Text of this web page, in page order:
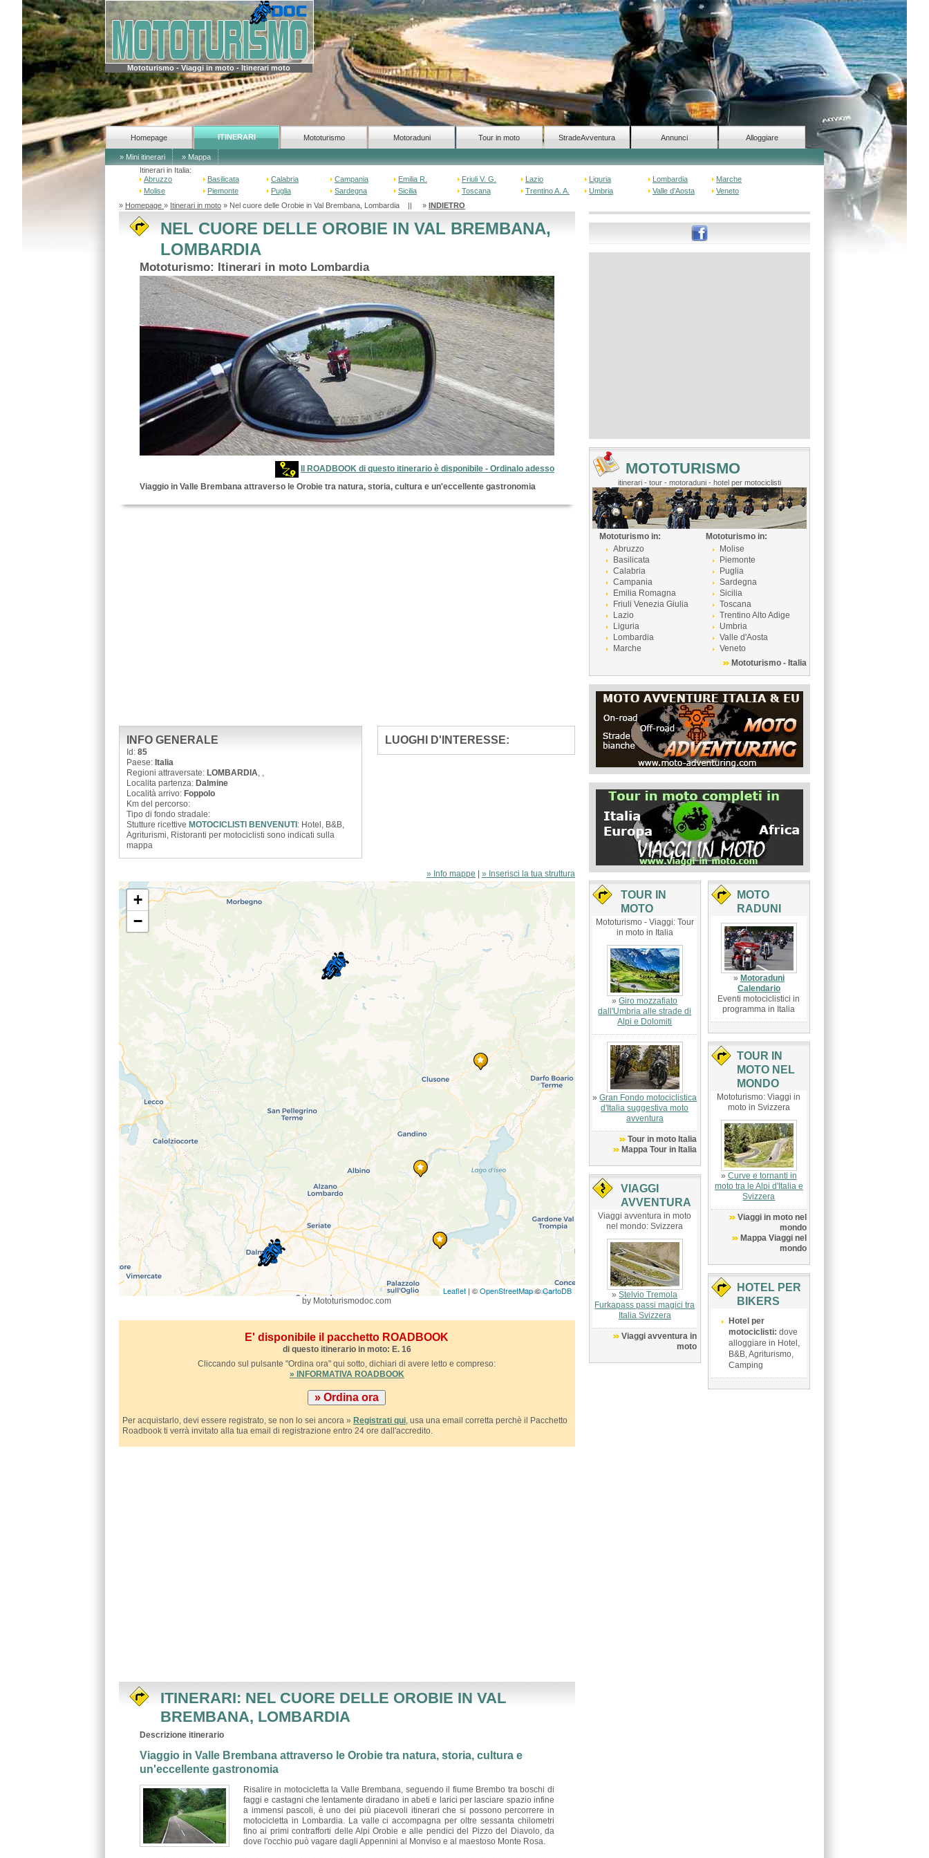
Mototurismo - Viaggi in moto - Itinerari moto
Homepage ITINERARI Mototurismo Motoraduni Tour in moto StradeAvventura Annunci Alloggiare
» Mini itinerari
» Mappa
Itinerari in Italia:
Abruzzo
Basilicata Calabria Campania Emilia R. Friuli V. G. Lazio Liguria Lombardia
Marche
Molise
Piemonte Puglia Sardegna Sicilia Toscana Trentino A. A. Umbria Valle d'Aosta
Veneto
» Homepage » Itinerari in moto» Nel cuore delle Orobie in Val Brembana, Lombardia || » INDIETRO
NEL CUORE DELLE OROBIE IN VAL BREMBANA,
LOMBARDIA
Mototurismo: Itinerari in moto Lombardia
Il ROADBOOK di questo itinerario è disponibile - Ordinalo adesso
Viaggio in Valle Brembana attraverso le Orobie tra natura, storia, cultura e un'eccellente gastronomia
INFO GENERALE
Id: 85
Paese: Italia
Regioni attraversate: LOMBARDIA, ,
Localita partenza: Dalmine
Località arrivo: Foppolo
Km del percorso:
Tipo di fondo stradale:
Stutture ricettive MOTOCICLISTI BENVENUTI : Hotel, B&B,
Agriturismi, Ristoranti per motociclisti sono indicati sulla
mappa
LUOGHI D'INTERESSE:
» Info mappe » Inserisci la tua struttura
+
−
Leaflet| ©OpenStreetMap©CartoDB
by Mototurismodoc.com
E' disponibile il pacchetto ROADBOOK
di questo itinerario in moto: E. 16
Cliccando sul pulsante "Ordina ora" qui sotto, dichiari di avere letto e compreso:
» INFORMATIVA ROADBOOK
Per acquistarlo, devi essere registrato, se non lo sei ancora » Registrati qui, usa una email corretta perchè il Pacchetto
Roadbook ti verrà invitato alla tua email di registrazione entro 24 ore dall'accredito.
ITINERARI: NEL CUORE DELLE OROBIE IN VAL
BREMBANA, LOMBARDIA
Descrizione itinerario
Viaggio in Valle Brembana attraverso le Orobie tra natura, storia, cultura e
un'eccellente gastronomia
Risalire in motocicletta la Valle Brembana, seguendo il fiume Brembo tra boschi di
faggi e castagni che lentamente diradano in abeti e larici per lasciare spazio infine
a immensi pascoli, è uno dei più piacevoli itinerari che si possono percorrere in
motocicletta in Lombardia. La valle ci accompagna per oltre sessanta chilometri
fino ai primi contrafforti delle Alpi Orobie e alle pendici del Pizzo del Diavolo, da
dove l'occhio può vagare dagli Appennini al Monviso e al maestoso Monte Rosa.
MOTOTURISMO
itinerari - tour - motoraduni - hotel per motociclisti
Mototurismo in:
Abruzzo
Basilicata
Calabria
Campania
Emilia Romagna
Friuli Venezia Giulia
Lazio
Liguria
Lombardia
Marche
Mototurismo in:
Molise
Piemonte
Puglia
Sardegna
Sicilia
Toscana
Trentino Alto Adige
Umbria
Valle d'Aosta
Veneto
Mototurismo - Italia
TOUR IN
MOTO
Mototurismo - Viaggi: Tour
in moto in Italia
»Giro mozzafiato
dall'Umbria alle strade di
Alpi e Dolomiti
»Gran Fondo motociclistica
d'Italia suggestiva moto
avventura
Tour in moto Italia
Mappa Tour in Italia
VIAGGI
AVVENTURA
Viaggi avventura in moto
nel mondo: Svizzera
»Stelvio Tremola
Furkapass passi magici tra
Italia Svizzera
Viaggi avventura in
moto
MOTO
RADUNI
» Motoraduni
Calendario
Eventi motociclistici in
programma in Italia
TOUR IN
MOTO NEL
MONDO
Mototurismo: Viaggi in
moto in Svizzera
» Curve e tornanti in
moto tra le Alpi d'Italia e
Svizzera
Viaggi in moto nel
mondo
Mappa Viaggi nel
mondo
HOTEL PER
BIKERS
Hotel per
motociclisti: dove
alloggiare in Hotel,
B&B, Agriturismo,
Camping